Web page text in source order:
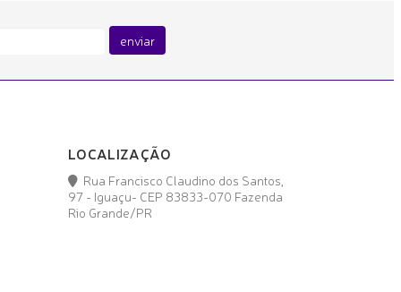
enviar
LOCALIZAÇÃO
Rua Francisco Claudino dos Santos,
97 - Iguaçu- CEP 83833-070 Fazenda
Rio Grande/PR